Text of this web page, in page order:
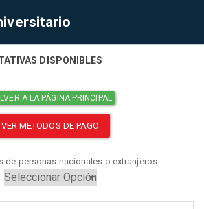
DISPONIBLES
A LA PÁGINA PRINCIPAL
VER METODOS DE PAGO
de personas nacionales o extranjeros: